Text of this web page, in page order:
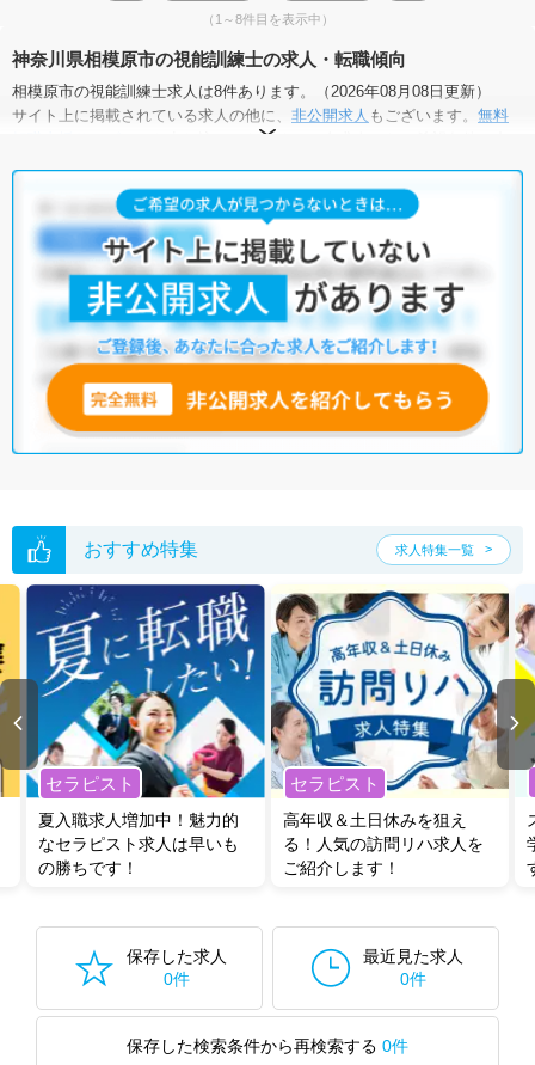
（1～8件目を表示中）
神奈川県相模原市の視能訓練士の求人・転職傾向
相模原市の視能訓練士求人は8件あります。（2026年08月08日更新）
サイト上に掲載されている求人の他に、 非公開求人 もございます。 無料
にお申し込みいただくと、全求人からご希望条件に合
相模原市の視能訓練士求人では以下のような条件が人気です。
積極採用中・残業少なめ ・ 託児所・育児補助あり
員)・病院・クリニック・介護福祉施設
他の条件でも人気の求人がございますので、「こだわり条件」から検索
いただくか、お気軽にお問い合わせください。
全国の視能訓練士求人から検索いただくことも可能です。
無料転職支援サービス
にお申し込みいただくと、ご希望条件をヒアリン
グした上で求人をご提案いたします。
ご希望条件がまだ定まっていない方は人気の希望条件をピックアップし
い。
おすすめ特集 求人特集一覧
セラピスト
夏入職求人増加中！魅力的
なセラピスト求人は早いも
の勝ちです！
セラピスト
高年収＆土日休みを狙え
る！人気の訪問リハ求人を
ご紹介します！
保存した求人
0件
最近見た求人
0件
保存した検索条件から再検索する 0件